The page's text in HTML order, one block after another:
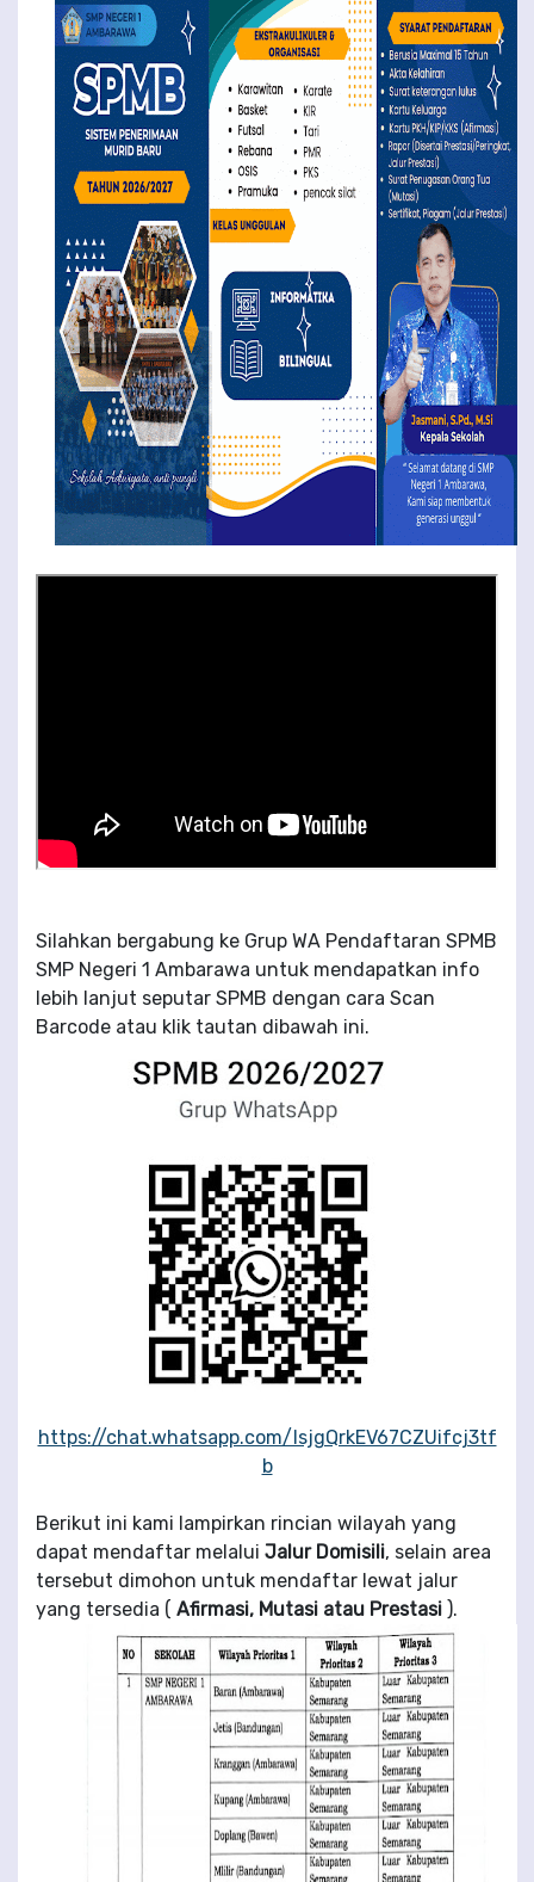
Silahkan bergabung ke Grup WA Pendaftaran SPMB
SMP Negeri 1 Ambarawa untuk mendapatkan info
lebih lanjut seputar SPMB dengan cara Scan
Barcode atau klik tautan dibawah ini.
https://chat.whatsapp.com/IsjgQrkEV67CZUifcj3tf
b
Berikut ini kami lampirkan rincian wilayah yang
dapat mendaftar melalui Jalur Domisili, selain area
tersebut dimohon untuk mendaftar lewat jalur
yang tersedia ( Afirmasi, Mutasi atau Prestasi ).